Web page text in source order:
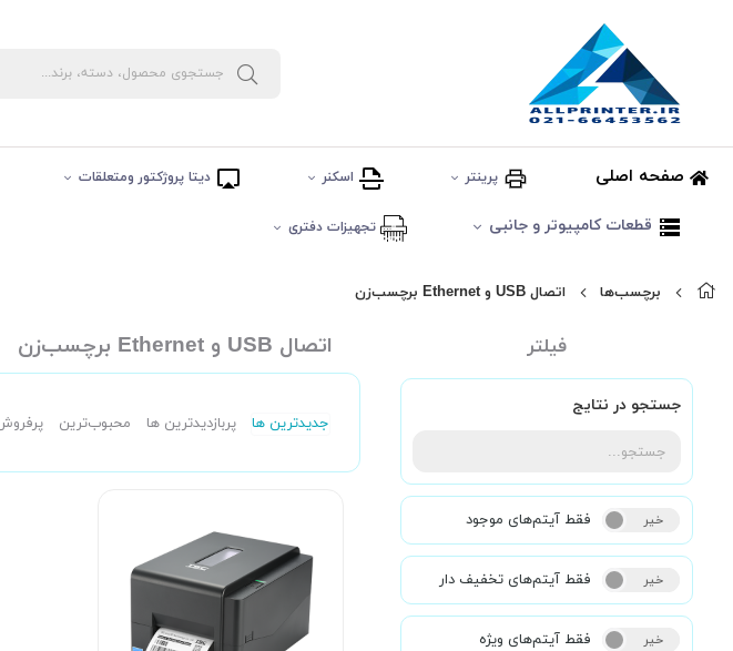
صفحه اصلی پرینتر اسکنر دیتا پروژکتور ومتعلقات
قطعات کامپیوتر و جانبی تجهیزات دفتری
برچسب‌ها اتصال USB و Ethernet برچسب‌زن
فیلتر
جستجو در نتایج
بله خیر فقط آیتم‌های موجود
بله خیر فقط آیتم‌های تخفیف دار
بله خیر فقط آیتم‌های ویژه
اتصال USB و Ethernet برچسب‌زن
جدیدترین ها پربازدیدترین ها محبوب‌‌ترین